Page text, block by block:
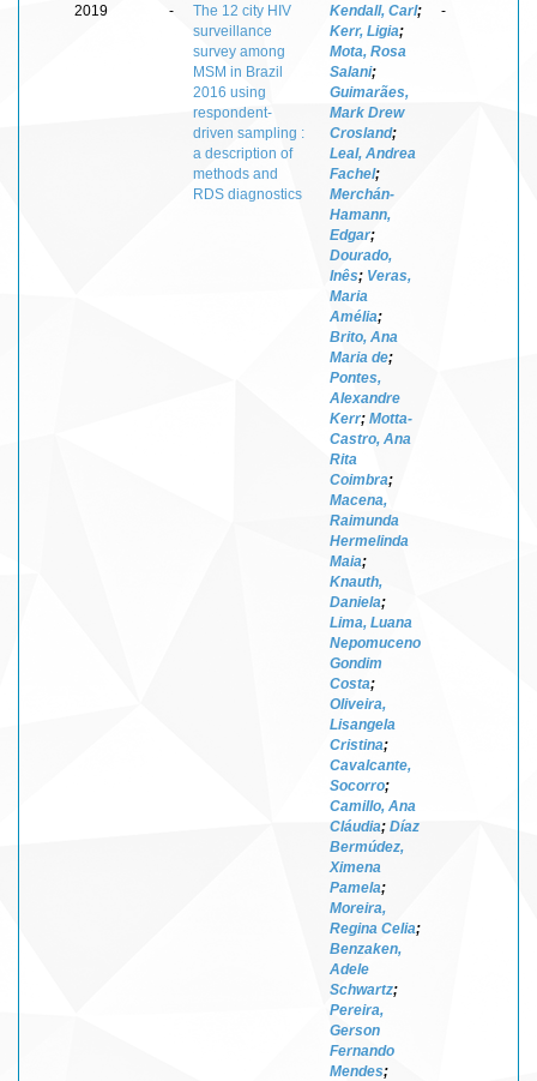
2019 -
The 12 city HIV
surveillance
survey among
MSM in Brazil
2016 using
respondent-
driven sampling :
a description of
methods and
RDS diagnostics
Kendall, Carl;
Kerr, Ligia;
Mota, Rosa
Salani;
Guimarães,
Mark Drew
Crosland;
Leal, Andrea
Fachel;
Merchán-
Hamann,
Edgar;
Dourado,
Inês; Veras,
Maria
Amélia;
Brito, Ana
Maria de;
Pontes,
Alexandre
Kerr; Motta-
Castro, Ana
Rita
Coimbra;
Macena,
Raimunda
Hermelinda
Maia;
Knauth,
Daniela;
Lima, Luana
Nepomuceno
Gondim
Costa;
Oliveira,
Lisangela
Cristina;
Cavalcante,
Socorro;
Camillo, Ana
Cláudia; Díaz
Bermúdez,
Ximena
Pamela;
Moreira,
Regina Celia;
Benzaken,
Adele
Schwartz;
Pereira,
Gerson
Fernando
Mendes;
-